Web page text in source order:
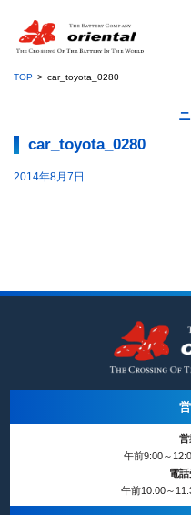
TOP car_toyota_0280
car_toyota_0280
2014年8月7日
営
午前9:00～
電話
午前10:00～